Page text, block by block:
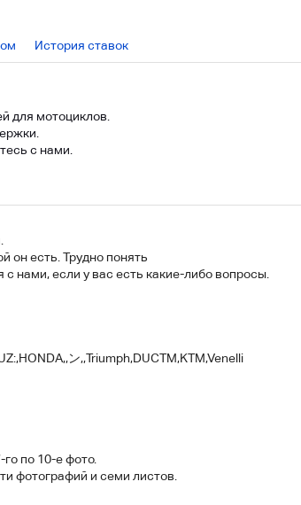
История ставок
для мотоциклов.
с нами.
он есть. Трудно понять
нами, если у вас есть какие-либо вопросы.
ン,,Triumph,DUCTM,KTM,Venelli
по 10-е фото.
фотографий и семи листов.